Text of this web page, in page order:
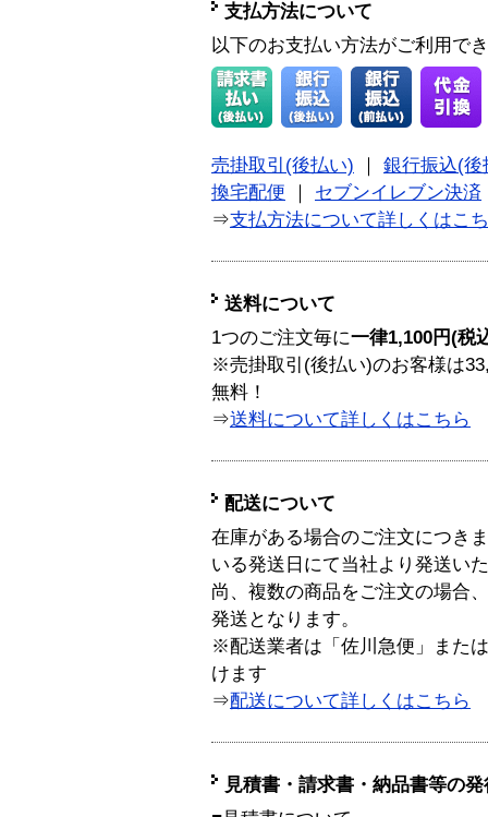
支払方法について
以下のお支払い方法がご利用で
売掛取引(後払い)
銀行振込(後
換宅配便
セブンイレブン決済
⇒支払方法について詳しくはこ
送料について
1つのご注文毎に一律1,100円(税
※売掛取引(後払い)のお客様は
無料！
⇒送料について詳しくはこちら
配送について
在庫がある場合のご注文につき
いる発送日にて当社より発送い
尚、複数の商品をご注文の場合
発送となります。
※配送業者は「佐川急便」また
けます
⇒配送について詳しくはこちら
見積書・請求書・納品書等の